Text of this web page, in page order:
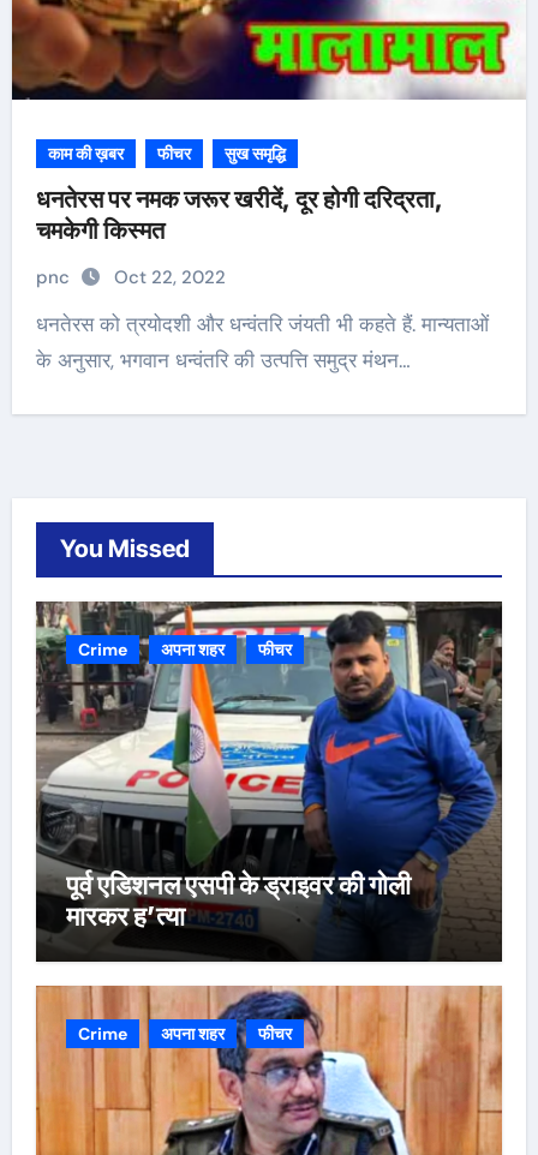
काम की ख़बर फीचर सुख समृद्धि
धनतेरस पर नमक जरूर खरीदें, दूर होगी दरिद्रता,
चमकेगी किस्मत
pnc Oct 22, 2022
धनतेरस को त्रयोदशी और धन्वंतरि जंयती भी कहते हैं. मान्यताओं
के अनुसार, भगवान धन्वंतरि की उत्पत्ति समुद्र मंथन…
You Missed
Crime अपना शहर फीचर
पूर्व एडिशनल एसपी के ड्राइवर की गोली
मारकर ह’त्या
Crime अपना शहर फीचर